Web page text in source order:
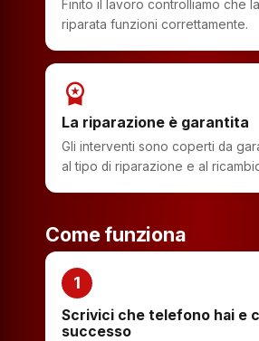
Finito il lavoro controlliamo che
riparata funzioni correttamente.
workspace_premium
La riparazione è garantita
Gli interventi sono coperti da
al tipo di riparazione e al
Come funziona
1
Scrivici che telefono hai e
successo